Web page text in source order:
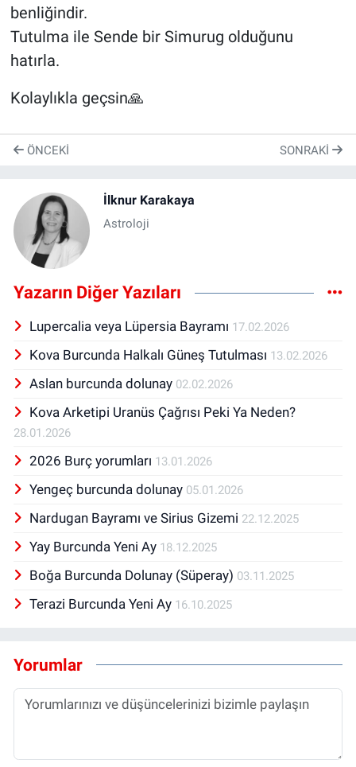
benliğindir.
Tutulma ile Sende bir Simurug olduğunu
hatırla.
Kolaylıkla geçsin🙏
ÖNCEKI SONRAKI
İlknur Karakaya
Astroloji
Yazarın Diğer Yazıları
Lupercalia veya Lüpersia Bayramı 17.02.2026
Kova Burcunda Halkalı Güneş Tutulması 13.02.2026
Aslan burcunda dolunay 02.02.2026
Kova Arketipi Uranüs Çağrısı Peki Ya Neden?
28.01.2026
2026 Burç yorumları 13.01.2026
Yengeç burcunda dolunay 05.01.2026
Nardugan Bayramı ve Sirius Gizemi 22.12.2025
Yay Burcunda Yeni Ay 18.12.2025
Boğa Burcunda Dolunay (Süperay) 03.11.2025
Terazi Burcunda Yeni Ay 16.10.2025
Yorumlar